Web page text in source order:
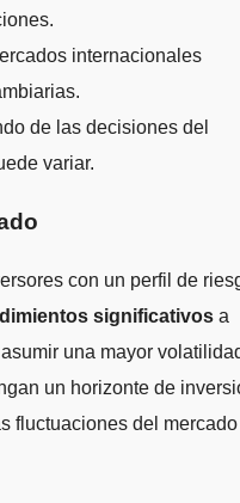
internacionales
de las decisiones del
variar.
con un perfil de
significativos a
una mayor
un horizonte de
fluctuaciones del mercado